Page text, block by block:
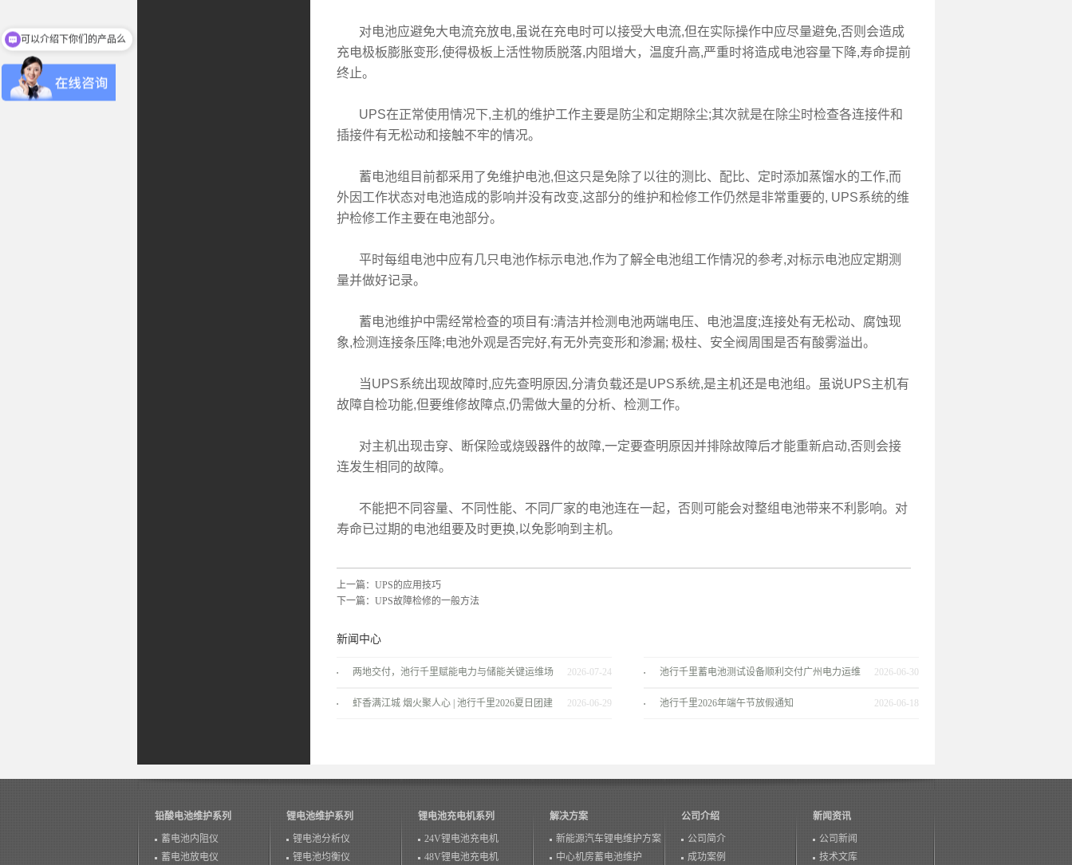
对电池应避免大电流充放电,虽说在充电时可以接受大电流,但在实际操作中应尽量避免,否则会造成
充电极板膨胀变形,使得极板上活性物质脱落,内阻增大，温度升高,严重时将造成电池容量下降,寿命提前
终止。
UPS在正常使用情况下,主机的维护工作主要是防尘和定期除尘;其次就是在除尘时检查各连接件和
插接件有无松动和接触不牢的情况。
蓄电池组目前都采用了免维护电池,但这只是免除了以往的测比、配比、定时添加蒸馏水的工作,而
外因工作状态对电池造成的影响并没有改变,这部分的维护和检修工作仍然是非常重要的, UPS系统的维
护检修工作主要在电池部分。
平时每组电池中应有几只电池作标示电池,作为了解全电池组工作情况的参考,对标示电池应定期测
量并做好记录。
蓄电池维护中需经常检查的项目有:清洁并检测电池两端电压、电池温度;连接处有无松动、腐蚀现
象,检测连接条压降;电池外观是否完好,有无外壳变形和渗漏; 极柱、安全阀周围是否有酸雾溢出。
当UPS系统出现故障时,应先查明原因,分清负载还是UPS系统,是主机还是电池组。虽说UPS主机有
故障自检功能,但要维修故障点,仍需做大量的分析、检测工作。
对主机出现击穿、断保险或烧毁器件的故障,一定要查明原因并排除故障后才能重新启动,否则会接
连发生相同的故障。
不能把不同容量、不同性能、不同厂家的电池连在一起，否则可能会对整组电池带来不利影响。对
寿命已过期的电池组要及时更换,以免影响到主机。
上一篇： UPS的应用技巧
下一篇： UPS故障检修的一般方法
新闻中心
两地交付，池行千里赋能电力与储能关键运维场
景！
2026-07-24 池行千里蓄电池测试设备顺利交付广州电力运维
服务商
2026-06-30
虾香满江城 烟火聚人心 | 池行千里2026夏日团建 2026-06-29 池行千里2026年端午节放假通知 2026-06-18
铅酸电池维护系列
蓄电池内阻仪
蓄电池放电仪
锂电池维护系列
锂电池分析仪
锂电池均衡仪
锂电池充电机系列
24V锂电池充电机
48V锂电池充电机
解决方案
新能源汽车锂电维护方案
中心机房蓄电池维护
公司介绍
公司简介
成功案例
新闻资讯
公司新闻
技术文库
可以介绍下你们的产品么